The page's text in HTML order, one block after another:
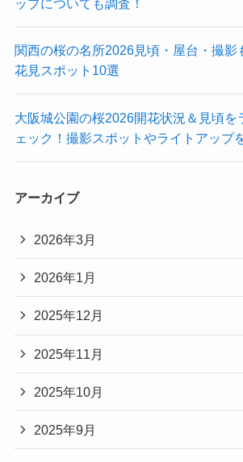
う買えない？閉館後どうなったのかと
現する方法まとめ
千里阪急ホテル アフタヌーンティー体
いのになぜ何度も通ったのか？人気の
ンジ最後の記録
ップについても調査！
関西の桜の名所2026見頃・屋台・撮影
花見スポット10選
大阪城公園の桜2026開花状況＆見頃を
アーカイブ